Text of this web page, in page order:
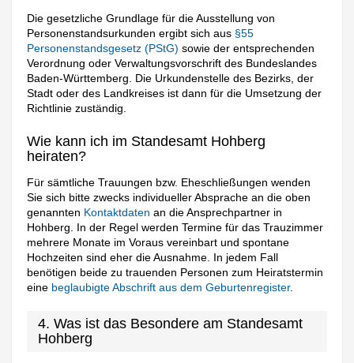
Die gesetzliche Grundlage für die Ausstellung von
Personenstandsurkunden ergibt sich aus §55
Personenstandsgesetz (PStG)sowie der entsprechenden
Verordnung oder Verwaltungsvorschrift des Bundeslandes
Baden-Württemberg. Die Urkundenstelle des Bezirks, der
Stadt oder des Landkreises ist dann für die Umsetzung der
Richtlinie zuständig.
Wie kann ich im Standesamt Hohberg
heiraten?
Für sämtliche Trauungen bzw. Eheschließungen wenden
Sie sich bitte zwecks individueller Absprache an die oben
genannten Kontaktdaten an die Ansprechpartner in
Hohberg. In der Regel werden Termine für das Trauzimmer
mehrere Monate im Voraus vereinbart und spontane
Hochzeiten sind eher die Ausnahme. In jedem Fall
benötigen beide zu trauenden Personen zum Heiratstermin
eine beglaubigte Abschrift aus dem Geburtenregister.
4. Was ist das Besondere am Standesamt
Hohberg